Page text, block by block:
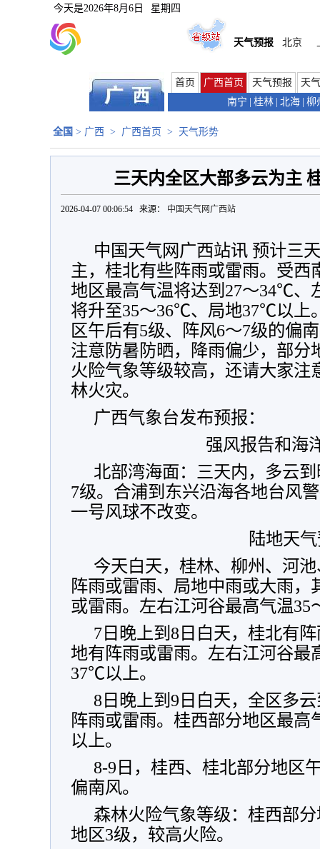
今天是2026年8月6日 星期四
天气预报 北京
首页 广西首页 天气预报
天
南宁
桂林 北海 柳
全国 > 广西 > 广西首页 > 天气形势
三天内全区大部多云为主
2026-04-07 00:06:54 来源： 中国天气网广西站
中国天气网广西站讯 预计三
主，桂北有些阵雨或雷雨。受西
地区最高气温将达到27～34℃、
将升至35～36℃、局地37℃以上
区午后有5级、阵风6～7级的偏
注意防暑防晒，降雨偏少，部分
火险气象等级较高，还请大家注
林火灾。
广西气象台发布预报：
强风报告和海
北部湾海面：三天内，多云
7级。合浦到东兴沿海各地台风
一号风球不改变。
陆地天
今天白天，桂林、柳州、河
阵雨或雷雨、局地中雨或大雨，
或雷雨。左右江河谷最高气温
7日晚上到8日白天，桂北有
地有阵雨或雷雨。左右江河谷
37℃以上。
8日晚上到9日白天，全区多
阵雨或雷雨。桂西部分地区最
以上。
8-9日，桂西、桂北部分地区
偏南风。
森林火险气象等级：桂西部
地区3级，较高火险。